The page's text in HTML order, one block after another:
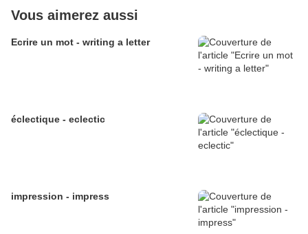
Vous aimerez aussi
Ecrire un mot - writing a letter
éclectique - eclectic
impression - impress